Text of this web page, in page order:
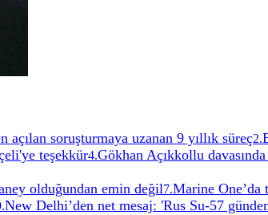
soruşturmaya uzanan 9 yıllık süreç2.
teşekkür4.Gökhan Açıkkollu
olduğundan emin değil7.Marine One’da
.New Delhi’den net mesaj: 'Rus Su-57